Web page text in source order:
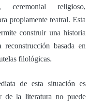
religioso,
propiamente teatral. Esta
construir una historia
basada en
filológicas.
de esta situación es
de la literatura no puede